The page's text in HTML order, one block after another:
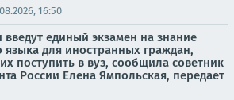
16:50
введут единый экзамен на знание
языка для иностранных граждан,
поступить в вуз, сообщила советник
России Елена Ямпольская, передает